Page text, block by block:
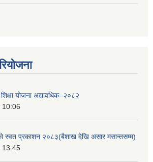
योजना अद्यावधिक–२०८२
10:06
स्वत प्रकाशन २०८३(बैशाख देखि असार मसान्तसम्म)
13:45